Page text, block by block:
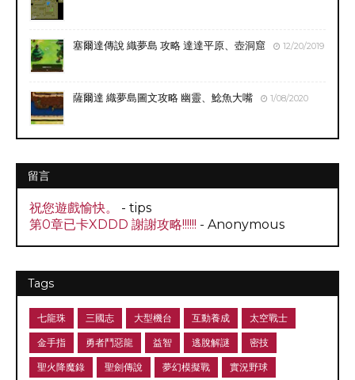
塞爾達傳說 織夢島 攻略 達達平原、壺洞窟 12/20/2019
薩爾達 織夢島圖文攻略 幽靈、鯰魚大嘴 1/08/2020
留言
祝您遊戲愉快。
- tips
第0章已卡XDDD 謝謝攻略!!!!!! - Anonymous
Tags
七龍珠 三國志 大型機台 互動養成 太空戰士
金手指 勇者鬥惡龍 益智 逃脫解謎 密技
聖火降魔錄 聖劍傳說 夢幻模擬戰 實況野球